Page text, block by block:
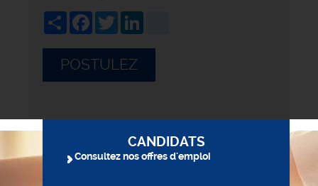
ShareFacebook
Twitter
POSTULEZ
CANDIDATS
Consultez nos offres d'emploi